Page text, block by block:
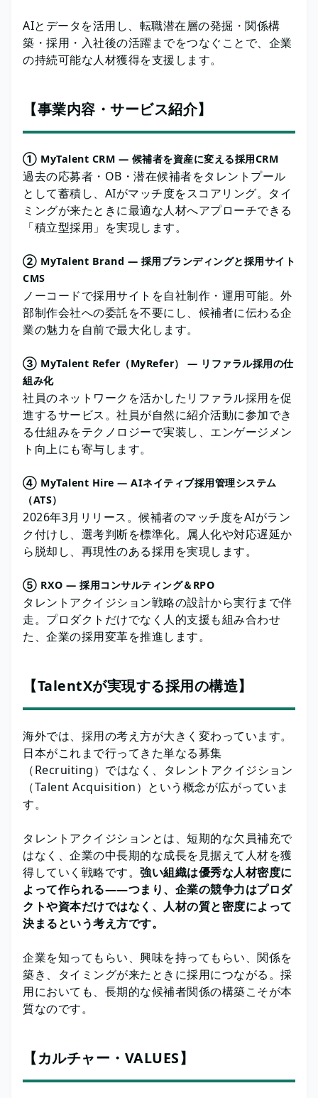
AIとデータを活用し、転職潜在層の発掘・関係構
築・採用・入社後の活躍までをつなぐことで、企業
の持続可能な人材獲得を支援します。
【事業内容・サービス紹介】
① MyTalent CRM ― 候補者を資産に変える採用CRM
過去の応募者・OB・潜在候補者をタレントプール
として蓄積し、AIがマッチ度をスコアリング。タイ
ミングが来たときに最適な人材へアプローチできる
「積立型採用」を実現します。
② MyTalent Brand ― 採用ブランディングと採用サイト
CMS
ノーコードで採用サイトを自社制作・運用可能。外
部制作会社への委託を不要にし、候補者に伝わる企
業の魅力を自前で最大化します。
③ MyTalent Refer（MyRefer） ― リファラル採用の仕
組み化
社員のネットワークを活かしたリファラル採用を促
進するサービス。社員が自然に紹介活動に参加でき
る仕組みをテクノロジーで実装し、エンゲージメン
ト向上にも寄与します。
④ MyTalent Hire ― AIネイティブ採用管理システム
（ATS）
2026年3月リリース。候補者のマッチ度をAIがラン
ク付けし、選考判断を標準化。属人化や対応遅延か
ら脱却し、再現性のある採用を実現します。
⑤ RXO ― 採用コンサルティング＆RPO
タレントアクイジション戦略の設計から実行まで伴
走。プロダクトだけでなく人的支援も組み合わせ
た、企業の採用変革を推進します。
【TalentXが実現する採用の構造】
海外では、採用の考え方が大きく変わっています。
日本がこれまで行ってきた単なる募集
（Recruiting）ではなく、タレントアクイジション
（Talent Acquisition）という概念が広がっていま
す。
タレントアクイジションとは、短期的な欠員補充で
はなく、企業の中長期的な成長を見据えて人材を獲
得していく戦略です。 強い組織は優秀な人材密度に
よって作られる——つまり、企業の競争力はプロダ
クトや資本だけではなく、人材の質と密度によって
決まるという考え方です。
企業を知ってもらい、興味を持ってもらい、関係を
築き、タイミングが来たときに採用につながる。採
用においても、長期的な候補者関係の構築こそが本
質なのです。
【カルチャー・VALUES】